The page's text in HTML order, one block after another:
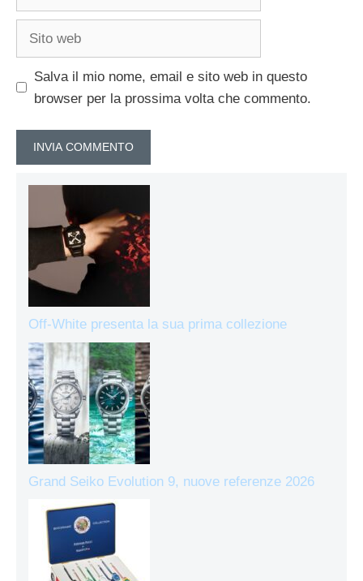
Salva il mio nome, email e sito web in questo
browser per la prossima volta che commento.
Off-White presenta la sua prima collezione
Grand Seiko Evolution 9, nuove referenze 2026